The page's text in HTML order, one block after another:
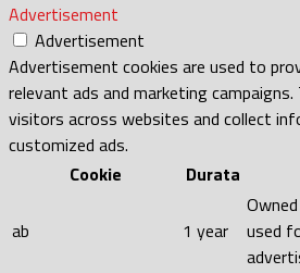
Advertisement
Advertisement
Advertisement cookies are used to
relevant ads and marketing
visitors across websites and collect
customized ads.
Cookie
Durata
ab 1 year
used